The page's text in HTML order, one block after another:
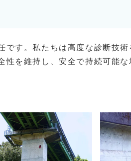
す。私たちは高度な診断技
を維持し、安全で持続可能な